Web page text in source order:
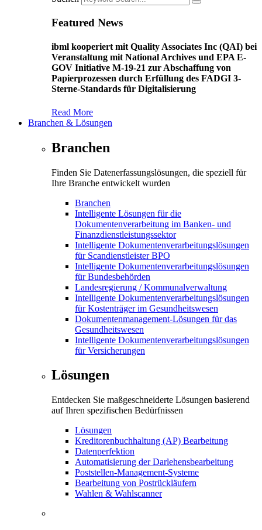
Featured News
ibml kooperiert mit Quality Associates Inc (QAI) bei
Veranstaltung mit National Archives und EPA E-
GOV Initiative M-19-21 zur Abschaffung von
Papierprozessen durch Erfüllung des FADGI 3-
Sterne-Standards für Digitalisierung
Read More
Branchen & Lösungen
Branchen
Finden Sie Datenerfassungslösungen, die speziell für
Ihre Branche entwickelt wurden
Branchen
Intelligente Lösungen für die
Dokumentenverarbeitung im Banken- und
Finanzdienstleistungssektor
Intelligente Dokumentenverarbeitungslösungen
für Scandienstleister BPO
Intelligente Dokumentenverarbeitungslösungen
für Bundesbehörden
Landesregierung / Kommunalverwaltung
Intelligente Dokumentenverarbeitungslösungen
für Kostenträger im Gesundheitswesen
Dokumentenmanagement-Lösungen für das
Gesundheitswesen
Intelligente Dokumentenverarbeitungslösungen
für Versicherungen
Lösungen
Entdecken Sie maßgeschneiderte Lösungen basierend
auf Ihren spezifischen Bedürfnissen
Lösungen
Kreditorenbuchhaltung (AP) Bearbeitung
Datenperfektion
Automatisierung der Darlehensbearbeitung
Poststellen-Management-Systeme
Bearbeitung von Postrückläufern
Wahlen & Wahlscanner